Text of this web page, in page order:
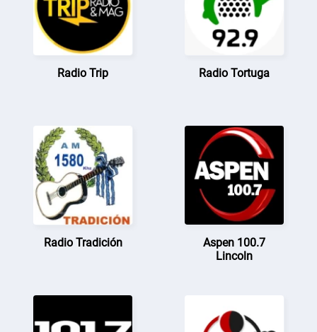
Radio Trip Radio Tortuga
Radio Tradición
Aspen 100.7
Lincoln